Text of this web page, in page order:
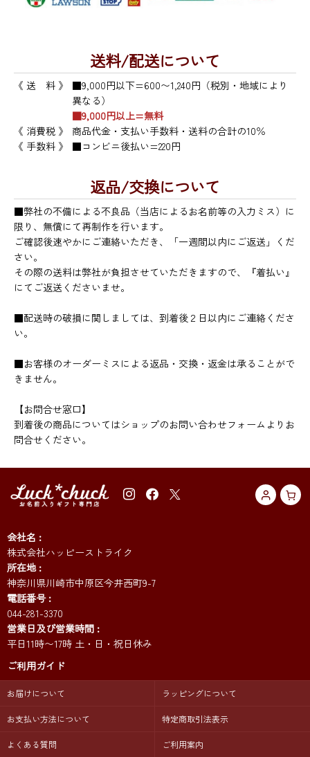
送料/配送について
《 送 料 》
■9,000円以下=600〜1,240円（税別・地域により
異なる）
■9,000円以上=無料
《 消費税 》
商品代金・支払い手数料・送料の合計の10％
《 手数料 》
■コンビニ後払い=220円
返品/交換について
■弊社の不備による不良品（当店によるお名前等の入力ミス）に
限り、無償にて再制作を行います。
ご確認後速やかにご連絡いただき、「一週間以内にご返送」くだ
さい。
その際の送料は弊社が負担させていただきますので、『着払い』
にてご返送くださいませ。
■配送時の破損に関しましては、到着後２日以内にご連絡くださ
い。
■お客様のオーダーミスによる返品・交換・返金は承ることがで
きません。
【お問合せ窓口】
到着後の商品についてはショップのお問い合わせフォームよりお
問合せください。
会社名
株式会社ハッピーストライク
所在地
神奈川県川崎市中原区今井西町9-7
電話番号
044-281-3370
営業日及び営業時間
平日11時〜17時 土・日・祝日休み
ご利用ガイド
お届けについて ラッピングについて
お支払い方法について 特定商取引法表示
よくある質問 ご利用案内